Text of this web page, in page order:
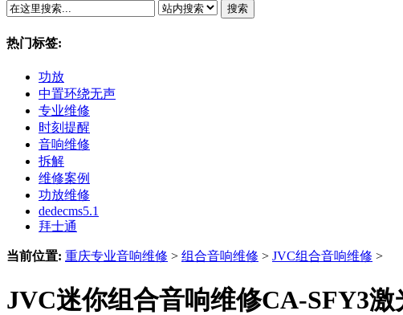
搜索
热门标签:
功放
中置环绕无声
专业维修
时刻提醒
音响维修
拆解
维修案例
功放维修
dedecms5.1
拜士通
当前位置: 重庆专业音响维修 > 组合音响维修 > JVC组合音响维修 >
JVC迷你组合音响维修CA-SFY3